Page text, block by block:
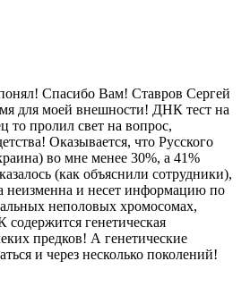
Спасибо Вам! Ставров Сергей
для моей внешности! ДНК тест на
то пролил свет на вопрос,
Оказывается, что Русского
во мне менее 30%, а 41%
(как объяснили сотрудники),
неизменна и несет информацию по
неполовых хромосомах,
генетическая
предков! А генетические
и через несколько поколений!